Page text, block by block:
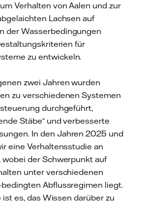
Verhalten von Aalen und zur
Lachsen auf
der Wasserbedingungen
für
zu entwickeln.
zwei Jahren wurden
zu verschiedenen Systemen
durchgeführt,
Stäbe“ und verbesserte
In den Jahren 2025 und
eine Verhaltensstudie an
wobei der Schwerpunkt auf
unter verschiedenen
Abflussregimen liegt.
es, das Wissen darüber zu